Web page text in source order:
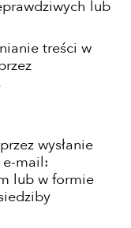
lub
treści w
wysłanie
mail:
lub w formie